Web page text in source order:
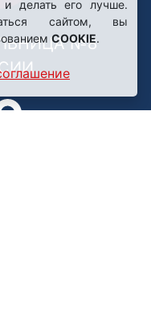
№8
и делать его лучше.
сайтом, вы
COOKIE.